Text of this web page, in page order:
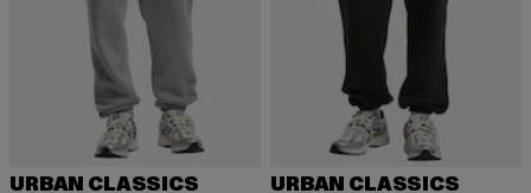
URBAN CLASSICS URBAN CLASSICS